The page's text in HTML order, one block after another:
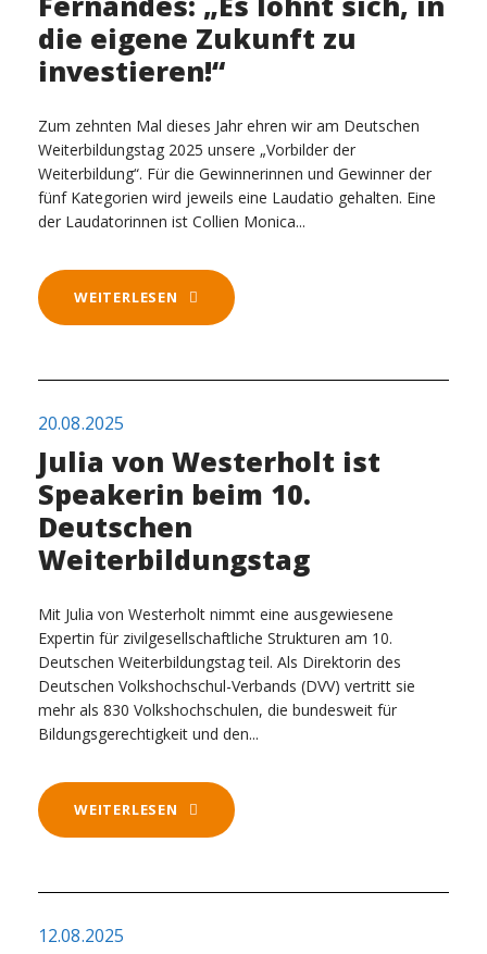
die eigene Zukunft zu
investieren!“
Zum zehnten Mal dieses Jahr ehren wir am Deutschen
Weiterbildungstag 2025 unsere „Vorbilder der
Weiterbildung“. Für die Gewinnerinnen und Gewinner der
fünf Kategorien wird jeweils eine Laudatio gehalten. Eine
der Laudatorinnen ist Collien Monica...
WEITERLESEN
20.08.2025
Julia von Westerholt ist
Speakerin beim 10.
Deutschen
Weiterbildungstag
Mit Julia von Westerholt nimmt eine ausgewiesene
Expertin für zivilgesellschaftliche Strukturen am 10.
Deutschen Weiterbildungstag teil. Als Direktorin des
Deutschen Volkshochschul-Verbands (DVV) vertritt sie
mehr als 830 Volkshochschulen, die bundesweit für
Bildungsgerechtigkeit und den...
WEITERLESEN
12.08.2025